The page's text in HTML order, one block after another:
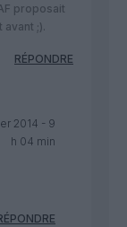
proposait
;).
RÉPONDRE
2014 - 9
h 04 min